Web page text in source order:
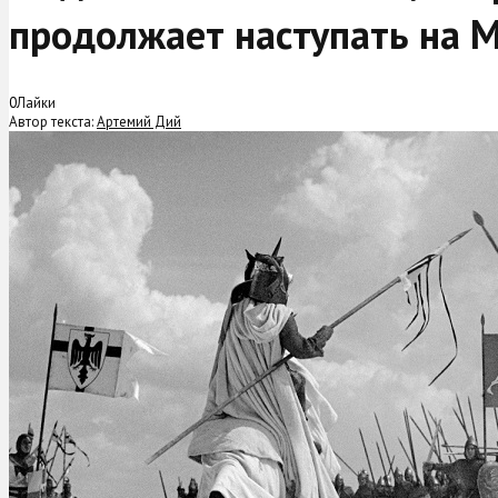
продолжает наступать на
0Лайки
Автор текста:Артемий Дий